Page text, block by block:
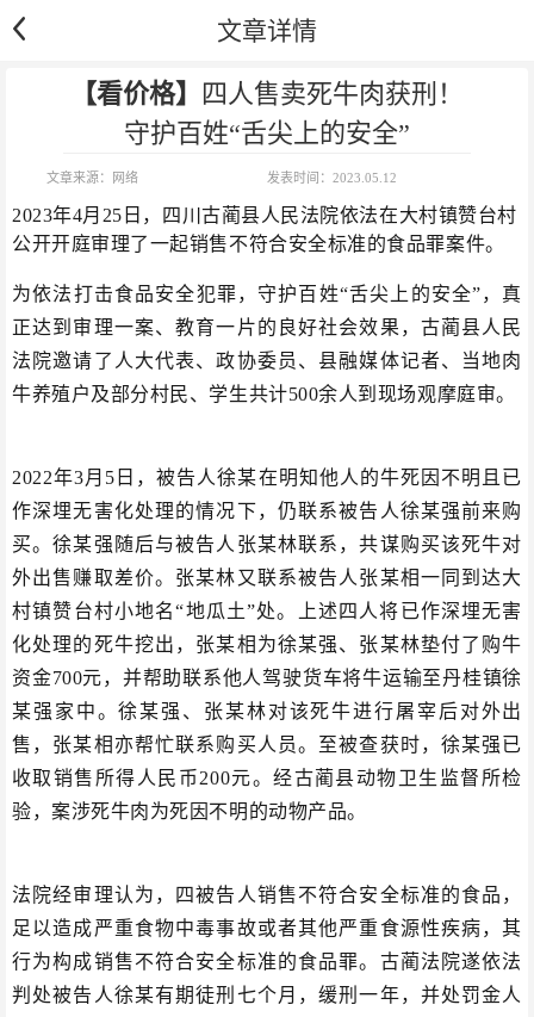
文章详情
【看价格】 四人售卖死牛肉获刑！
守护百姓“舌尖上的安全”
文章来源： 网络 发表时间： 2023.05.12
​2023年4月25日，四川古蔺县人民法院依法在大村镇赞台村
公开开庭审理了一起销售不符合安全标准的食品罪案件。
为依法打击食品安全犯罪，守护百姓“舌尖上的安全”，真
正达到审理一案、教育一片的良好社会效果，古蔺县人民
法院邀请了人大代表、政协委员、县融媒体记者、当地肉
牛养殖户及部分村民、学生共计500余人到现场观摩庭审。
2022年3月5日，被告人徐某在明知他人的牛死因不明且已
作深埋无害化处理的情况下，仍联系被告人徐某强前来购
买。徐某强随后与被告人张某林联系，共谋购买该死牛对
外出售赚取差价。张某林又联系被告人张某相一同到达大
村镇赞台村小地名“地瓜土”处。上述四人将已作深埋无害
化处理的死牛挖出，张某相为徐某强、张某林垫付了购牛
资金700元，并帮助联系他人驾驶货车将牛运输至丹桂镇徐
某强家中。徐某强、张某林对该死牛进行屠宰后对外出
售，张某相亦帮忙联系购买人员。至被查获时，徐某强已
收取销售所得人民币200元。经古蔺县动物卫生监督所检
验，案涉死牛肉为死因不明的动物产品。
法院经审理认为，四被告人销售不符合安全标准的食品，
足以造成严重食物中毒事故或者其他严重食源性疾病，其
行为构成销售不符合安全标准的食品罪。古蔺法院遂依法
判处被告人徐某有期徒刑七个月，缓刑一年，并处罚金人